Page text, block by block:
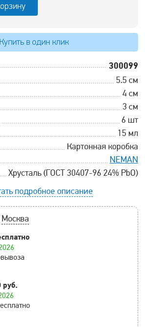
Купить в один клик
300099
5.5 см
4 см
3 см
6 шт
15 мл
Картонная коробка
NEMAN
Хрусталь (ГОСТ 30407-96 24% PbO)
подробное описание
Москва